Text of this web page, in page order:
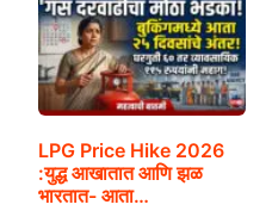
LPG Price Hike 2026
:युद्ध आखातात आणि झळ
भारतात- आता…